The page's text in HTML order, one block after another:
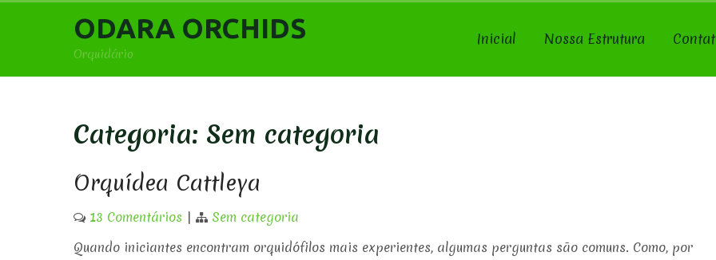
ODARA ORCHIDS
Orquidário
Inicial Nossa Estrutura
Categoria: Sem categoria
Orquídea Cattleya
13 Comentários |
Sem categoria
Quando iniciantes encontram orquidófilos mais experientes, algumas perguntas são comuns. Como, por